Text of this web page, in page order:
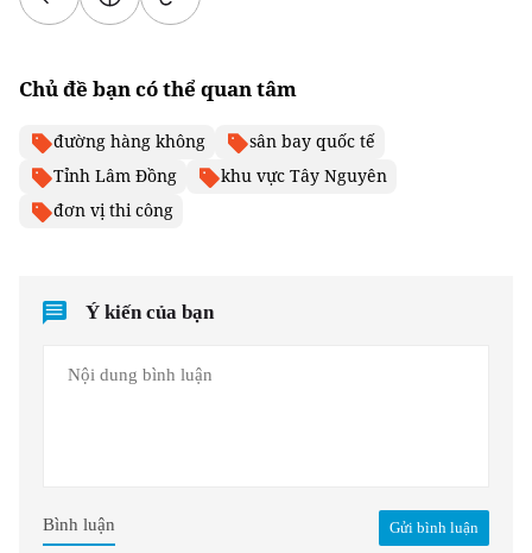
Chủ đề bạn có thể quan tâm
đường hàng không
sân bay quốc tế
Tỉnh Lâm Đồng
khu vực Tây Nguyên
đơn vị thi công
Ý kiến của bạn
Gửi bình luận
Bình luận